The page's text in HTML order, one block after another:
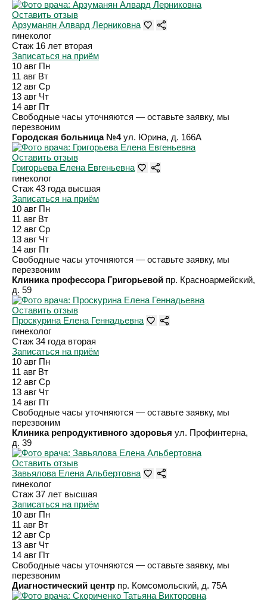
Оставить отзыв
Арзуманян Алвард Лерниковна
гинеколог
Стаж 16 лет вторая
Записаться на приём
10 авг Пн
11 авг Вт
12 авг Ср
13 авг Чт
14 авг Пт
Свободные часы уточняются — оставьте заявку, мы
перезвоним
Городская больница №4 ул. Юрина, д. 166А
Оставить отзыв
Григорьева Елена Евгеньевна
гинеколог
Стаж 43 года высшая
Записаться на приём
10 авг Пн
11 авг Вт
12 авг Ср
13 авг Чт
14 авг Пт
Свободные часы уточняются — оставьте заявку, мы
перезвоним
Клиника профессора Григорьевой пр. Красноармейский,
д. 59
Оставить отзыв
Проскурина Елена Геннадьевна
гинеколог
Стаж 34 года вторая
Записаться на приём
10 авг Пн
11 авг Вт
12 авг Ср
13 авг Чт
14 авг Пт
Свободные часы уточняются — оставьте заявку, мы
перезвоним
Клиника репродуктивного здоровья ул. Профинтерна,
д. 39
Оставить отзыв
Завьялова Елена Альбертовна
гинеколог
Стаж 37 лет высшая
Записаться на приём
10 авг Пн
11 авг Вт
12 авг Ср
13 авг Чт
14 авг Пт
Свободные часы уточняются — оставьте заявку, мы
перезвоним
Диагностический центр пр. Комсомольский, д. 75А